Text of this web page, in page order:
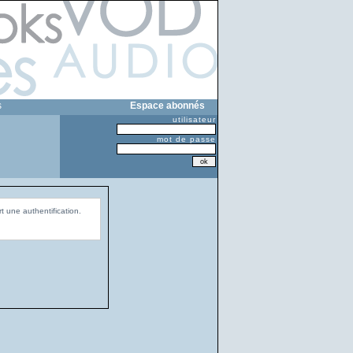
Espace abonnés
utilisateur
mot de passe
une authentification.